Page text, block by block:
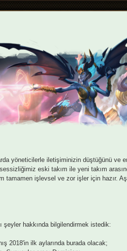
yöneticilerle iletişiminizin düştüğünü ve
eski takım ile yeni takım
tamamen işlevsel ve zor işler için hazır.
şeyler hakkında bilgilendirmek istedik:
2018'in ilk aylarında burada olacak;